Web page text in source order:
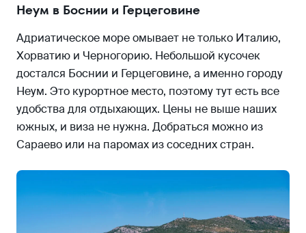
Неум в Боснии и Герцеговине
Адриатическое море омывает не только Италию,
Хорватию и Черногорию. Небольшой кусочек
достался Боснии и Герцеговине, а именно городу
Неум. Это курортное место, поэтому тут есть все
удобства для отдыхающих. Цены не выше наших
южных, и виза не нужна. Добраться можно из
Сараево или на паромах из соседних стран.